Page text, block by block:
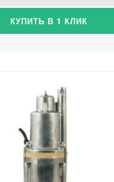
КУПИТЬ В 1 КЛИК